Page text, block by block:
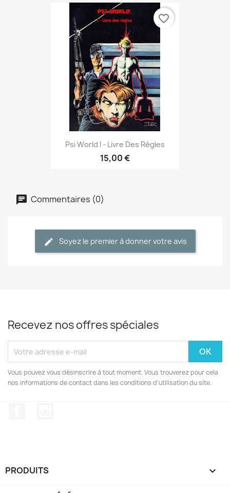
Psi World I - Livre Des Règles
15,00 €
favorite_border
Commentaires (0)
Soyez le premier à donner votre avis
Recevez nos offres spéciales
Vous pouvez vous désinscrire à tout moment. Vous trouverez pour cela
nos informations de contact dans les conditions d'utilisation du site.
PRODUITS 